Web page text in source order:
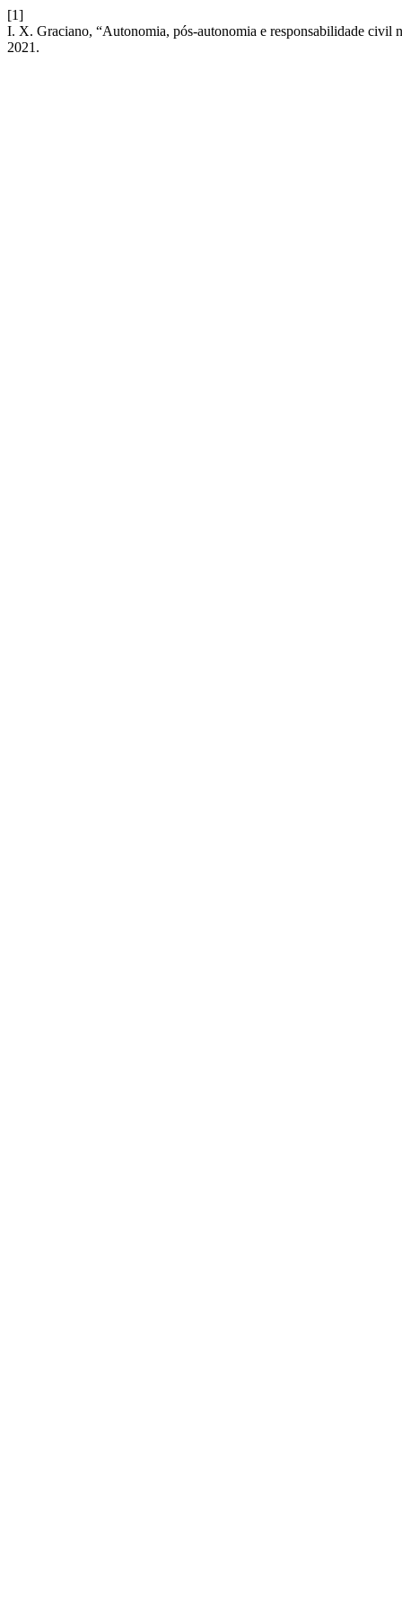
[1]
I. X. Graciano, “Autonomia, pós-autonomia e responsabilidade civil
2021.